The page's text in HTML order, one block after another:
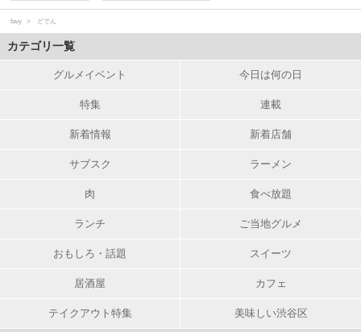
favy どでん
カテゴリ一覧
グルメイベント 今日は何の日
特集 連載
新着情報 新着店舗
サブスク ラーメン
肉 食べ放題
ランチ ご当地グルメ
おもしろ・話題 スイーツ
居酒屋 カフェ
テイクアウト特集 美味しい渋谷区